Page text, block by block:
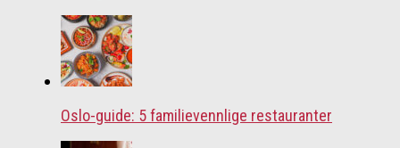
Oslo-guide: 5 familievennlige restauranter